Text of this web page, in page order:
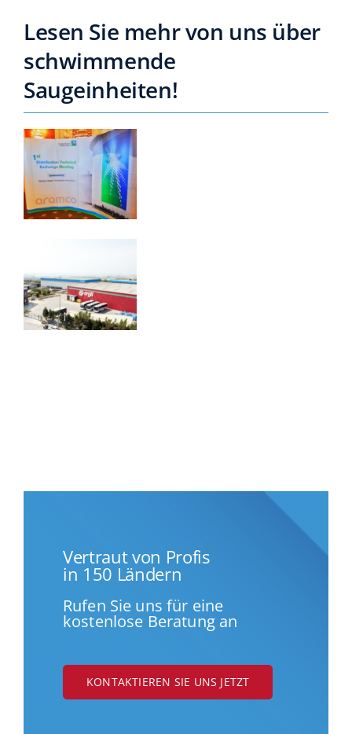
Lesen Sie mehr von uns über
schwimmende
Saugeinheiten!
Vertraut von Profis
in 150 Ländern
Rufen Sie uns für eine
kostenlose Beratung an
KONTAKTIEREN SIE UNS JETZT